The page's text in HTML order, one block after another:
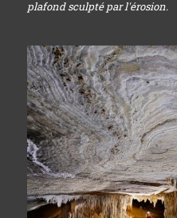
plafond sculpté par l'érosion.